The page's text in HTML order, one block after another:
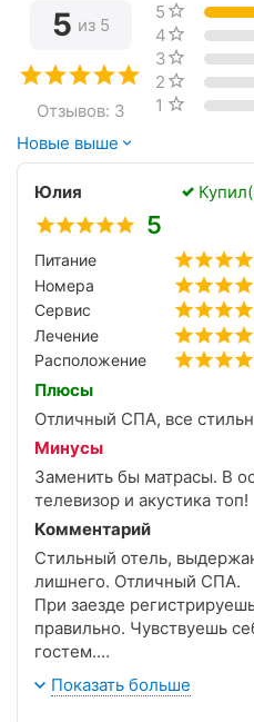
5 из 5
Отзывов: 3
5 звёзд
4 звезды
3 звезды
2 звезды
1 звезда
Новые выше
Юлия
5
Питание
Номера
Сервис
Лечение
Расположение
Плюсы
Отличный СПА, все
Минусы
Заменить бы матрасы. В
телевизор и акустика топ!
Комментарий
Стильный отель,
лишнего. Отличный СПА.
При заезде
правильно. Чувствуешь
гостем.
Выбирая пребывание в
сладким комплементом)
Показать больше